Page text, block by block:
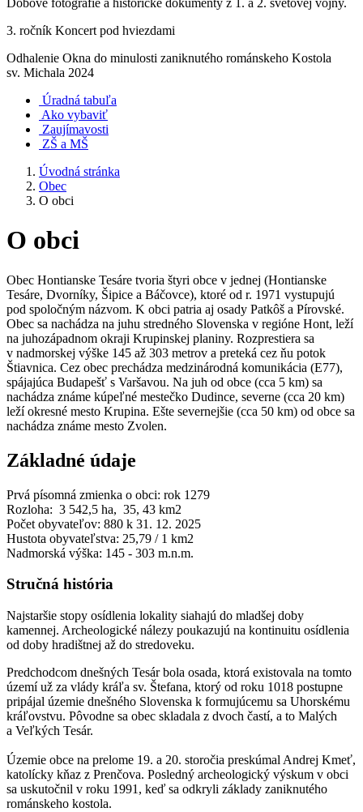
Dobové fotografie a historické dokumenty z 1. a 2. svetovej vojny.
3. ročník Koncert pod hviezdami
Odhalenie Okna do minulosti zaniknutého románskeho Kostola
sv. Michala 2024
Úradná tabuľa
Ako vybaviť
Zaujímavosti
ZŠ a MŠ
Úvodná stránka
Obec
O obci
O obci
Obec Hontianske Tesáre tvoria štyri obce v jednej (Hontianske
Tesáre, Dvorníky, Šipice a Báčovce), ktoré od r. 1971 vystupujú
pod spoločným názvom. K obci patria aj osady Patkôš a Pírovské.
Obec sa nachádza na juhu stredného Slovenska v regióne Hont, leží
na juhozápadnom okraji Krupinskej planiny. Rozprestiera sa
v nadmorskej výške 145 až 303 metrov a preteká cez ňu potok
Štiavnica. Cez obec prechádza medzinárodná komunikácia (E77),
spájajúca Budapešť s Varšavou. Na juh od obce (cca 5 km) sa
nachádza známe kúpeľné mestečko Dudince, severne (cca 20 km)
leží okresné mesto Krupina. Ešte severnejšie (cca 50 km) od obce sa
nachádza známe mesto Zvolen.
Základné údaje
Prvá písomná zmienka o obci: rok 1279
Rozloha: 3 542,5 ha, 35, 43 km2
Počet obyvateľov: 880 k 31. 12. 2025
Hustota obyvateľstva: 25,79 / 1 km2
Nadmorská výška: 145 - 303 m.n.m.
Stručná história
Najstaršie stopy osídlenia lokality siahajú do mladšej doby
kamennej. Archeologické nálezy poukazujú na kontinuitu osídlenia
od doby hradištnej až do stredoveku.
Predchodcom dnešných Tesár bola osada, ktorá existovala na tomto
území už za vlády kráľa sv. Štefana, ktorý od roku 1018 postupne
pripájal územie dnešného Slovenska k formujúcemu sa Uhorskému
kráľovstvu. Pôvodne sa obec skladala z dvoch častí, a to Malých
a Veľkých Tesár.
Územie obce na prelome 19. a 20. storočia preskúmal Andrej Kmeť,
katolícky kňaz z Prenčova. Posledný archeologický výskum v obci
sa uskutočnil v roku 1991, keď sa odkryli základy zaniknutého
románskeho kostola.